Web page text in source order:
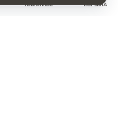
ИЗБРАННОЕ КОРЗИНА